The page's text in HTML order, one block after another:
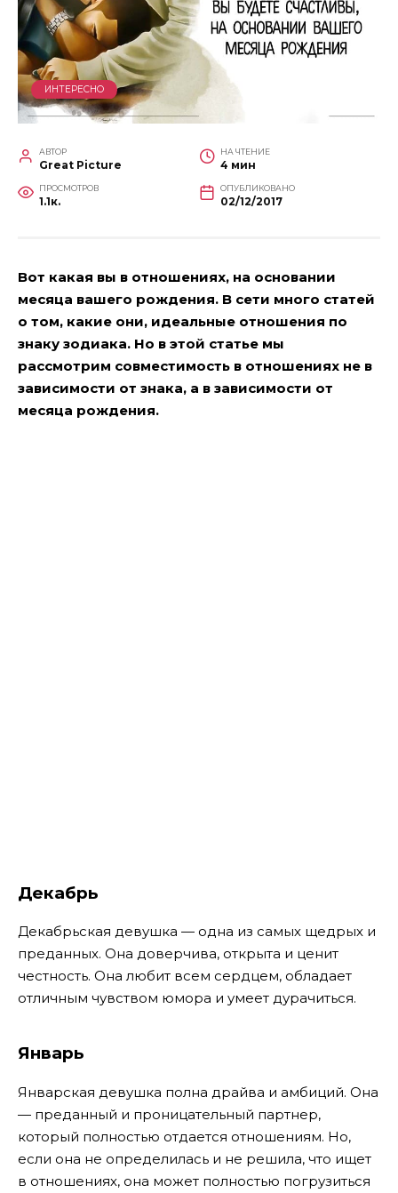
ИНТЕРЕСНО
АВТОР
Great Picture
НА ЧТЕНИЕ
4 мин
ПРОСМОТРОВ
1.1к.
ОПУБЛИКОВАНО
02/12/2017
Вот какая вы в отношениях, на основании
месяца вашего рождения. В сети много статей
о том, какие они, идеальные отношения по
знаку зодиака. Но в этой статье мы
рассмотрим совместимость в отношениях не в
зависимости от знака, а в зависимости от
месяца рождения.
Декабрь
Декабрьская девушка — одна из самых щедрых и
преданных. Она доверчива, открыта и ценит
честность. Она любит всем сердцем, обладает
отличным чувством юмора и умеет дурачиться.
Январь
Январская девушка полна драйва и амбиций. Она
— преданный и проницательный партнер,
который полностью отдается отношениям. Но,
если она не определилась и не решила, что ищет
в отношениях, она может полностью погрузиться